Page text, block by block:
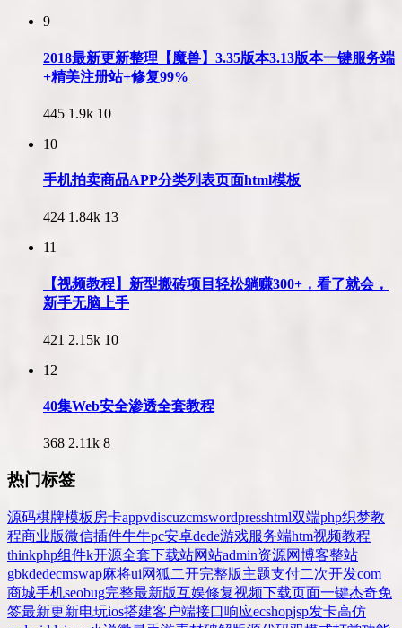
9
2018最新更新整理【魔兽】3.35版本3.13版本一键服务端
+精美注册站+修复99%
445 1.9k 10
10
手机拍卖商品APP分类列表页面html模板
424 1.84k 13
11
【视频教程】新型搬砖项目轻松躺赚300+，看了就会，
新手无脑上手
421 2.15k 10
12
40集Web安全渗透全套教程
368 2.11k 8
热门标签
源码棋牌模板 房卡appvdiscuzcmswordpresshtml双端php织梦教
程商业版微信插件牛牛pc安卓dede游戏服务端htm视频教程
thinkphp组件k开源全套下载站网站admin资源网博客整站
gbkdedecmswap麻将ui网狐 二开完整版主题支付二次开发com
商城手机seobug完整最新版互娱修复视频下载页面一键杰奇免
签最新更新电玩ios搭建客户端接口响应ecshopjsp发卡高仿